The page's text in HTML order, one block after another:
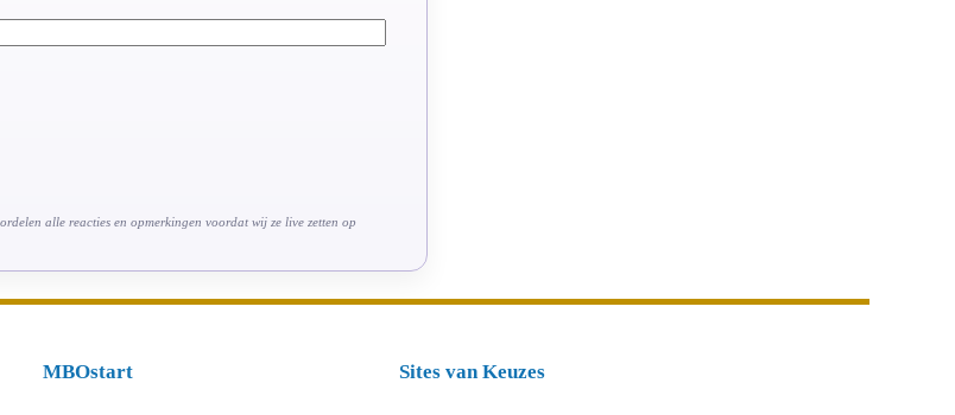
alle reacties en opmerkingen voordat wij ze live zetten op
MBOstart Sites van Keuzes